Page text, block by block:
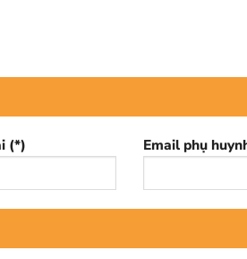
(*) Email phụ